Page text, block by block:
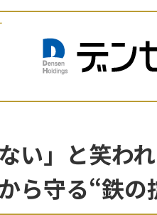
い」と笑わ
ら守る“鉄の